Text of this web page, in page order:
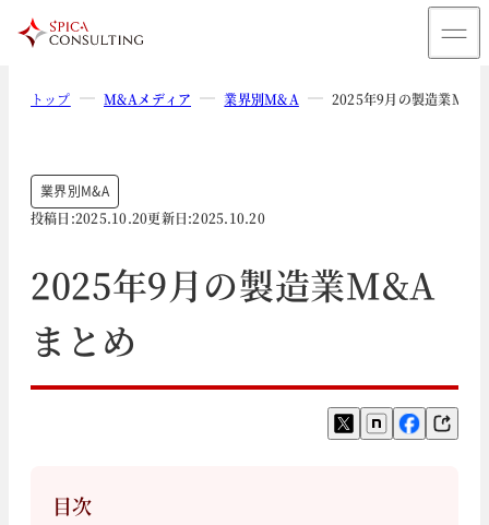
トップ M&Aメディア 業界別M&A 2025年9月の製造業M&A
業界別M&A
投稿日:2025.10.20更新日:2025.10.20
2025年9月の製造業M&A
まとめ
目次